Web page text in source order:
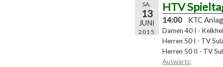
SA.
13
JUNI
2015
HTV
14:00 KTC
Damen 40 I -
Herren 50 I - TV
Herren 50 II - TV
Auswärts: